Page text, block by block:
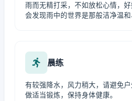
雨而无精打采，不如放松心情，
会发现雨中的世界是那般洁净温和
晨练
有较强降水，风力稍大，请避免
做适当锻炼，保持身体健康。